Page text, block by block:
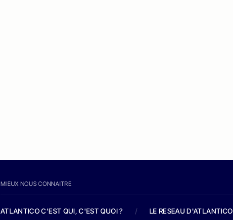
MIEUX NOUS CONNAITRE
ATLANTICO C'EST QUI, C'EST QUOI ? / LE RESEAU D'ATLANTICO